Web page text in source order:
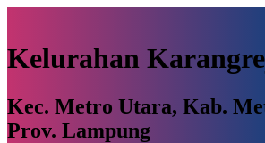
Kelurahan
Kec. Metro Utara, Kab.
Prov. Lampung